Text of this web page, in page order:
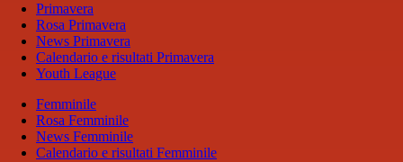
Primavera
Rosa Primavera
News Primavera
Calendario e risultati Primavera
Youth League
Femminile
Rosa Femminile
News Femminile
Calendario e risultati Femminile